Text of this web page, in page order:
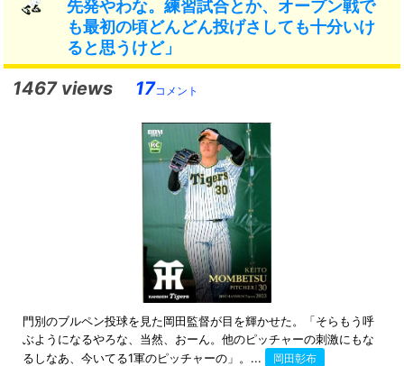
先発やわな。練習試合とか、オープン戦で
も最初の頃どんどん投げさしても十分いけ
ると思うけど」
1467 views 17コメント
門別のブルペン投球を見た岡田監督が目を輝かせた。「そらもう呼
ぶようになるやろな、当然、おーん。他のピッチャーの刺激にもな
るしなあ、今いてる1軍のピッチャーの」。...
岡田彰布